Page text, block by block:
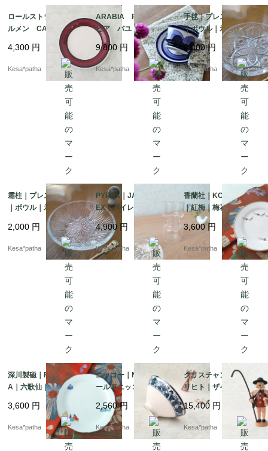
ロールストランド カ
ルメン CARMEN 2
1cm プレート 廃
盤 廃番 スウェーデ
ン 北欧 ヴィンテー
4,300 円
Kesa*patha
ARABIA Paju アラ
ビア パユ デミタス
カップ ソーサー 廃
番 廃盤 フィンラン
ド 北欧 ヴィンテー
9,800 円
Kesa*patha
手毬｜プレス｜ガラス
｜ボウル｜氷コップ｜
昭和レトロ｜日本
2,000円
Kesa*patha
霜柱｜プレス｜ガラス
｜ボウル｜氷コップ｜
昭和レトロ｜日本
2,000 円
Kesa*patha
PYREX｜JAPAN PYR
EX｜パイレックス｜ジ
ャパンパイレックス｜
ガラス｜フラワーベー
ス｜花瓶｜ヴィンテー
ジ｜日本
4,900円
Kesa*patha
香蘭社｜KORANSHA
｜紅梅｜梅花｜金彩｜
平皿｜有田焼｜日本
3,600 円
Kesa*patha
深川製磁｜FUKAGAW
A｜六歌仙｜金彩｜若
芽色｜有田焼｜日本
3,600 円
Kesa*patha
ニッコー｜NIKKO｜オ
ールドニッコー｜日本
硬質陶器｜ダブルフェ
ニックス｜茶碗｜モダ
ンレトロ｜大正モダン
｜昭和レトロ｜金彩｜
2,560円
Kesa*patha
クリスチャン・ウルブ
リヒト｜ザイフェン｜
エルツ｜くるみ割り人
形の家｜煙出し人形｜
香炉人形｜羊飼い｜お
香立て｜ヴィンテージ
15,400 円
Kesa*patha